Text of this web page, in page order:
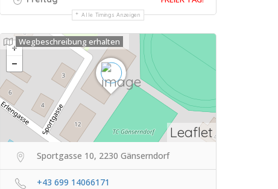
Alle Timings Anzeigen
Leaflet
Wegbeschreibung erhalten
Sportgasse 10, 2230 Gänserndorf
+43 699 14066171